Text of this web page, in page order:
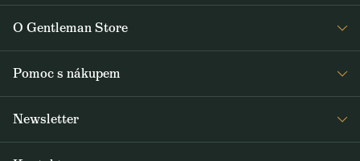
O Gentleman Store
Napsali o nás
Pomoc s nákupem
Doprava a platba
Newsletter